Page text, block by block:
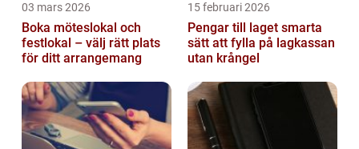
03 mars 2026
Boka möteslokal och
festlokal – välj rätt plats
för ditt arrangemang
15 februari 2026
Pengar till laget smarta
sätt att fylla på lagkassan
utan krångel